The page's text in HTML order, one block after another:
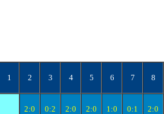
1 2 3 4 5 6 7 8
2:0 0:2 2:0 2:0 1:0 0:1 2:0